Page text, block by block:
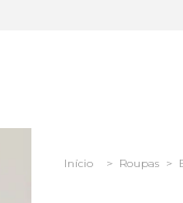
Início > Roupas >